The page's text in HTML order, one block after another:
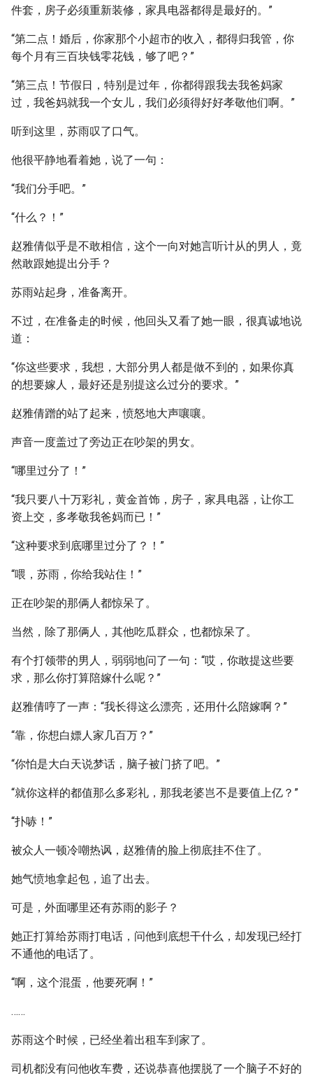
件套，房子必须重新装修，家具电器都得是最好的。”
“第二点！婚后，你家那个小超市的收入，都得归我管，你
每个月有三百块钱零花钱，够了吧？”
“第三点！节假日，特别是过年，你都得跟我去我爸妈家
过，我爸妈就我一个女儿，我们必须得好好孝敬他们啊。”
听到这里，苏雨叹了口气。
他很平静地看着她，说了一句：
“我们分手吧。”
“什么？！”
赵雅倩似乎是不敢相信，这个一向对她言听计从的男人，竟
然敢跟她提出分手？
苏雨站起身，准备离开。
不过，在准备走的时候，他回头又看了她一眼，很真诚地说
道：
“你这些要求，我想，大部分男人都是做不到的，如果你真
的想要嫁人，最好还是别提这么过分的要求。”
赵雅倩蹭的站了起来，愤怒地大声嚷嚷。
声音一度盖过了旁边正在吵架的男女。
“哪里过分了！”
“我只要八十万彩礼，黄金首饰，房子，家具电器，让你工
资上交，多孝敬我爸妈而已！”
“这种要求到底哪里过分了？！”
“喂，苏雨，你给我站住！”
正在吵架的那俩人都惊呆了。
当然，除了那俩人，其他吃瓜群众，也都惊呆了。
有个打领带的男人，弱弱地问了一句：“哎，你敢提这些要
求，那么你打算陪嫁什么呢？”
赵雅倩哼了一声：“我长得这么漂亮，还用什么陪嫁啊？”
“靠，你想白嫖人家几百万？”
“你怕是大白天说梦话，脑子被门挤了吧。”
“就你这样的都值那么多彩礼，那我老婆岂不是要值上亿？”
“扑哧！”
被众人一顿冷嘲热讽，赵雅倩的脸上彻底挂不住了。
她气愤地拿起包，追了出去。
可是，外面哪里还有苏雨的影子？
她正打算给苏雨打电话，问他到底想干什么，却发现已经打
不通他的电话了。
“啊，这个混蛋，他要死啊！”
……
苏雨这个时候，已经坐着出租车到家了。
司机都没有问他收车费，还说恭喜他摆脱了一个脑子不好的